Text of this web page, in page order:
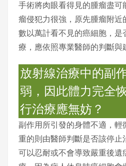
手術將肉眼看得見的腫瘤盡可
瘤侵犯力很強，原先腫瘤附近
數以萬計看不見的癌細胞，是
療，應依照專業醫師的判斷與
放射線治療中的副
弱，因此體力完全
行治療應無妨？
副作用所引發的身體不適，輕
重的則由醫師判斷是否該停止
可以忍耐或不會導致嚴重後遺